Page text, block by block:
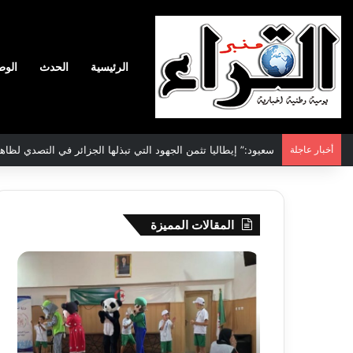
الرئيسية الحدث
أخبار عاجلة سعيود:” إيطاليا تثمن الجهود التي تبذلها الجزائر في التصدي
المقالات المميزة
جيجل:
انطلاق
المخيم
لفائدة